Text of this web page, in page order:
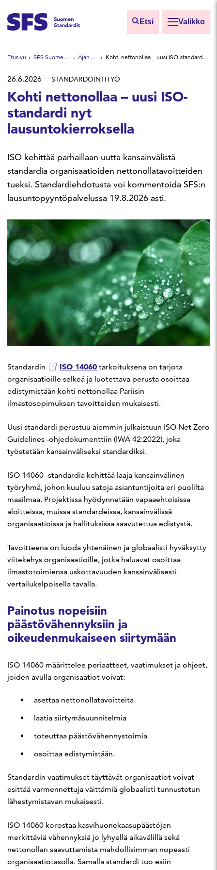
Etsi Valikko
Etsi sivuilta
Hae hakutermillä
Etusivu SFS Suomen Standardit Ajankohtaista Kohti nettonollaa – uusi ISO-standardi nyt lausuntokierroksella
26.6.2026 STANDARDOINTITYÖ
Kohti nettonollaa – uusi ISO-
standardi nyt
lausuntokierroksella
ISO kehittää parhaillaan uutta kansainvälistä
standardia organisaatioiden nettonollatavoitteiden
tueksi. Standardiehdotusta voi kommentoida SFS:n
lausuntopyyntöpalvelussa 19.8.2026 asti.
Standardin ISO 14060 tarkoituksena on tarjota
organisaatioille selkeä ja luotettava perusta osoittaa
edistymistään kohti nettonollaa Pariisin
ilmastosopimuksen tavoitteiden mukaisesti.
Uusi standardi perustuu aiemmin julkaistuun ISO Net Zero
Guidelines -ohjedokumenttiin (IWA 42:2022), joka
työstetään kansainväliseksi standardiksi.
ISO 14060 -standardia kehittää laaja kansainvälinen
työryhmä, johon kuuluu satoja asiantuntijoita eri puolilta
maailmaa. Projektissa hyödynnetään vapaaehtoisissa
aloitteissa, muissa standardeissa, kansainvälissä
organisaatioissa ja hallituksissa saavutettua edistystä.
Tavoitteena on luoda yhtenäinen ja globaalisti hyväksytty
viitekehys organisaatioille, jotka haluavat osoittaa
ilmastotoimiensa uskottavuuden kansainvälisesti
vertailukelpoisella tavalla.
Painotus nopeisiin
päästövähennyksiin ja
oikeudenmukaiseen siirtymään
ISO 14060 määrittelee periaatteet, vaatimukset ja ohjeet,
joiden avulla organisaatiot voivat:
asettaa nettonollatavoitteita
laatia siirtymäsuunnitelmia
toteuttaa päästövähennystoimia
osoittaa edistymistään.
Standardin vaatimukset täyttävät organisaatiot voivat
esittää varmennettuja väittämiä globaalisti tunnustetun
lähestymistavan mukaisesti.
ISO 14060 korostaa kasvihuonekaasupäästöjen
merkittäviä vähennyksiä jo lyhyellä aikavälillä sekä
nettonollan saavuttamista mahdollisimman nopeasti
organisaatiotasolla. Samalla standardi tuo esiin